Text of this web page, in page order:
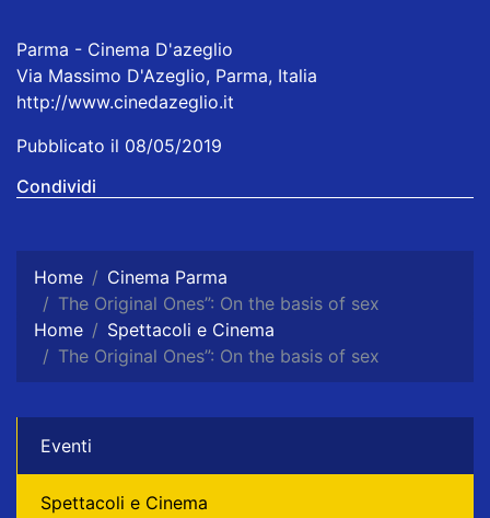
Parma - Cinema D'azeglio
Via Massimo D'Azeglio, Parma, Italia
http://www.cinedazeglio.it
Pubblicato il 08/05/2019
Condividi
Home
Cinema Parma
The Original Ones”: On the basis of sex
Home
Spettacoli e Cinema
The Original Ones”: On the basis of sex
Eventi
Spettacoli e Cinema